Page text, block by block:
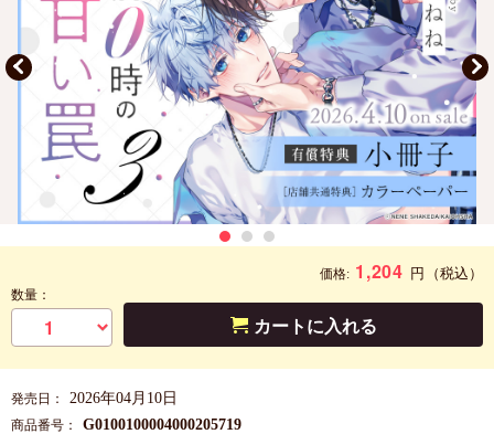
価格: 1,204 円 （税込）
数量：
カートに入れる
発売日： 2026年04月10日
商品番号： G0100100004000205719